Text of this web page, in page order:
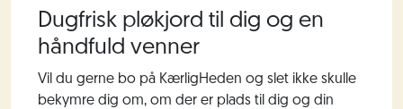
Dugfrisk pløkjord til dig og en
håndfuld venner
Vil du gerne bo på KærligHeden og slet ikke skulle
bekymre dig om, om der er plads til dig og din